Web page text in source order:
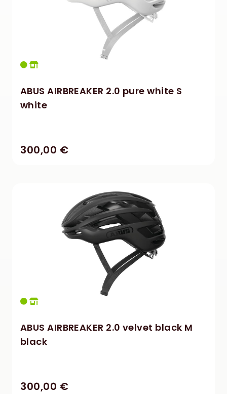
ABUS AIRBREAKER 2.0 pure white S
white
300,00 €
ABUS AIRBREAKER 2.0 velvet black M
black
300,00 €